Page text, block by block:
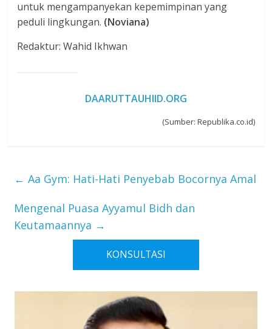
untuk mengampanyekan kepemimpinan yang
peduli lingkungan. (Noviana)
Redaktur: Wahid Ikhwan
DAARUTTAUHIID.ORG
(Sumber: Republika.co.id)
← Aa Gym: Hati-Hati Penyebab Bocornya Amal
Mengenal Puasa Ayyamul Bidh dan
Keutamaannya →
KONSULTASI